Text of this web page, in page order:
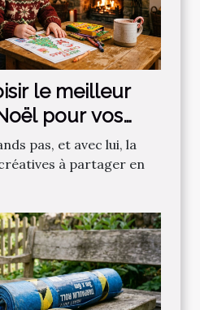
le meilleur
pour vos
pas, et avec lui, la
à partager en